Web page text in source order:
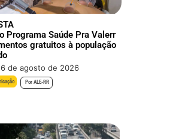
Programa Saúde Pra Valerr
gratuitos à população
de agosto de 2026
Por ALE-RR